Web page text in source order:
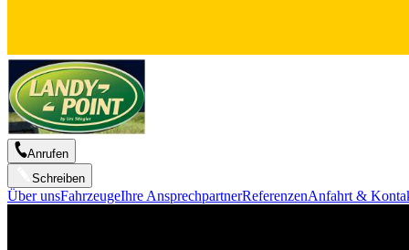
Anrufen
Schreiben
Über unsFahrzeugeIhre AnsprechpartnerReferenzenAnfahrt &